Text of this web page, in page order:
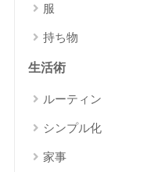
服
持ち物
生活術
ルーティン
シンプル化
家事